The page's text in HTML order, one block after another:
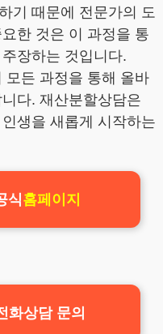
기 때문에 전문가의 도
한 것은 이 과정을 통
장하는 것입니다.
모든 과정을 통해 올바
다. 재산분할상담은
생을 새롭게 시작하는
식홈페이지
화상담 문의